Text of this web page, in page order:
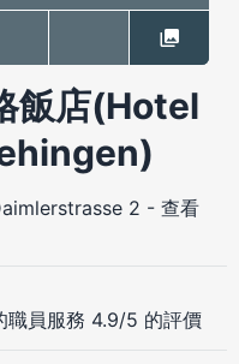
飯店(Hotel
2 - 查看
職員服務 4.9/5 的評價